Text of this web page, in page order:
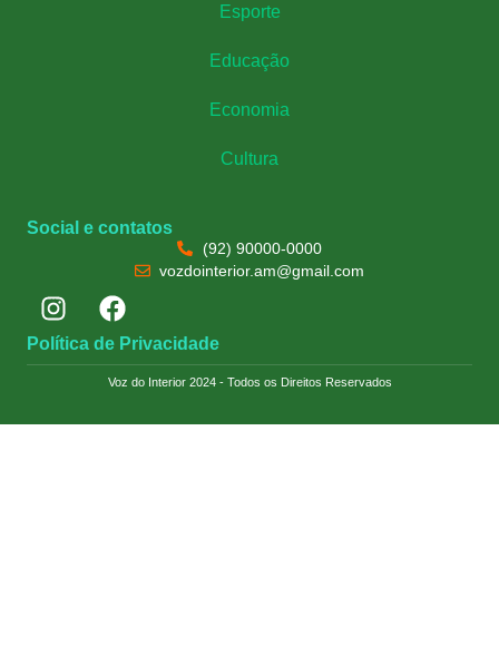
Esporte
Educação
Economia
Cultura
Social e contatos
(92) 90000-0000
vozdointerior.am@gmail.com
Política de Privacidade
Voz do Interior 2024 - Todos os Direitos Reservados